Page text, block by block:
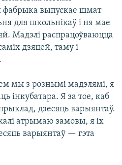
фабрыка выпускае шмат
для школьнікаў і ня мае
Мадэлі распрацоўваюцца
дзяцей, таму і
мы з рознымі мадэлямі, я
інкубатара. Я за тое, каб
дзесяць варыянтаў.
атрымаю замовы, я іх
варыянтаў — гэта